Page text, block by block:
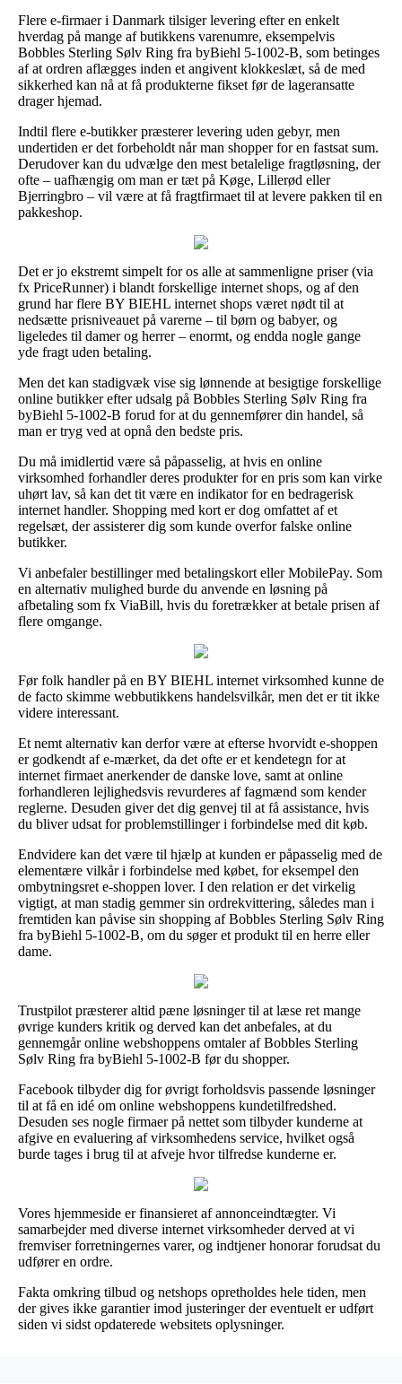
Flere e-firmaer i Danmark tilsiger levering efter en enkelt
hverdag på mange af butikkens varenumre, eksempelvis
Bobbles Sterling Sølv Ring fra byBiehl 5-1002-B, som betinges
af at ordren aflægges inden et angivent klokkeslæt, så de med
sikkerhed kan nå at få produkterne fikset før de lageransatte
drager hjemad.
Indtil flere e-butikker præsterer levering uden gebyr, men
undertiden er det forbeholdt når man shopper for en fastsat sum.
Derudover kan du udvælge den mest betalelige fragtløsning, der
ofte – uafhængig om man er tæt på Køge, Lillerød eller
Bjerringbro – vil være at få fragtfirmaet til at levere pakken til en
pakkeshop.
Det er jo ekstremt simpelt for os alle at sammenligne priser (via
fx PriceRunner) i blandt forskellige internet shops, og af den
grund har flere BY BIEHL internet shops været nødt til at
nedsætte prisniveauet på varerne – til børn og babyer, og
ligeledes til damer og herrer – enormt, og endda nogle gange
yde fragt uden betaling.
Men det kan stadigvæk vise sig lønnende at besigtige forskellige
online butikker efter udsalg på Bobbles Sterling Sølv Ring fra
byBiehl 5-1002-B forud for at du gennemfører din handel, så
man er tryg ved at opnå den bedste pris.
Du må imidlertid være så påpasselig, at hvis en online
virksomhed forhandler deres produkter for en pris som kan virke
uhørt lav, så kan det tit være en indikator for en bedragerisk
internet handler. Shopping med kort er dog omfattet af et
regelsæt, der assisterer dig som kunde overfor falske online
butikker.
Vi anbefaler bestillinger med betalingskort eller MobilePay. Som
en alternativ mulighed burde du anvende en løsning på
afbetaling som fx ViaBill, hvis du foretrækker at betale prisen af
flere omgange.
Før folk handler på en BY BIEHL internet virksomhed kunne de
de facto skimme webbutikkens handelsvilkår, men det er tit ikke
videre interessant.
Et nemt alternativ kan derfor være at efterse hvorvidt e-shoppen
er godkendt af e-mærket, da det ofte er et kendetegn for at
internet firmaet anerkender de danske love, samt at online
forhandleren lejlighedsvis revurderes af fagmænd som kender
reglerne. Desuden giver det dig genvej til at få assistance, hvis
du bliver udsat for problemstillinger i forbindelse med dit køb.
Endvidere kan det være til hjælp at kunden er påpasselig med de
elementære vilkår i forbindelse med købet, for eksempel den
ombytningsret e-shoppen lover. I den relation er det virkelig
vigtigt, at man stadig gemmer sin ordrekvittering, således man i
fremtiden kan påvise sin shopping af Bobbles Sterling Sølv Ring
fra byBiehl 5-1002-B, om du søger et produkt til en herre eller
dame.
Trustpilot præsterer altid pæne løsninger til at læse ret mange
øvrige kunders kritik og derved kan det anbefales, at du
gennemgår online webshoppens omtaler af Bobbles Sterling
Sølv Ring fra byBiehl 5-1002-B før du shopper.
Facebook tilbyder dig for øvrigt forholdsvis passende løsninger
til at få en idé om online webshoppens kundetilfredshed.
Desuden ses nogle firmaer på nettet som tilbyder kunderne at
afgive en evaluering af virksomhedens service, hvilket også
burde tages i brug til at afveje hvor tilfredse kunderne er.
Vores hjemmeside er finansieret af annonceindtægter. Vi
samarbejder med diverse internet virksomheder derved at vi
fremviser forretningernes varer, og indtjener honorar forudsat du
udfører en ordre.
Fakta omkring tilbud og netshops opretholdes hele tiden, men
der gives ikke garantier imod justeringer der eventuelt er udført
siden vi sidst opdaterede websitets oplysninger.